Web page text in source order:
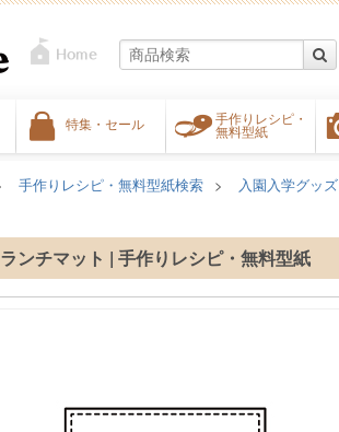
特集・セール
手作りレシピ・
無料型紙
手作りレシピ・無料型紙検索 入園入学グッズ
ランチマット | 手作りレシピ・無料型紙